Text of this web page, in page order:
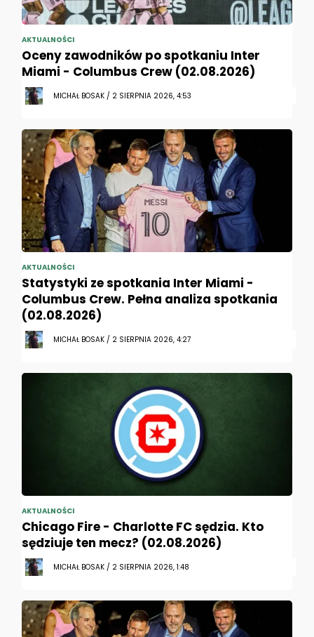
AKTUALNOŚCI
Oceny zawodników po spotkaniu Inter
Miami - Columbus Crew (02.08.2026)
MICHAŁ BOSAK / 2 SIERPNIA 2026, 4:53
AKTUALNOŚCI
Statystyki ze spotkania Inter Miami -
Columbus Crew. Pełna analiza spotkania
(02.08.2026)
MICHAŁ BOSAK / 2 SIERPNIA 2026, 4:27
AKTUALNOŚCI
Chicago Fire - Charlotte FC sędzia. Kto
sędziuje ten mecz? (02.08.2026)
MICHAŁ BOSAK / 2 SIERPNIA 2026, 1:48